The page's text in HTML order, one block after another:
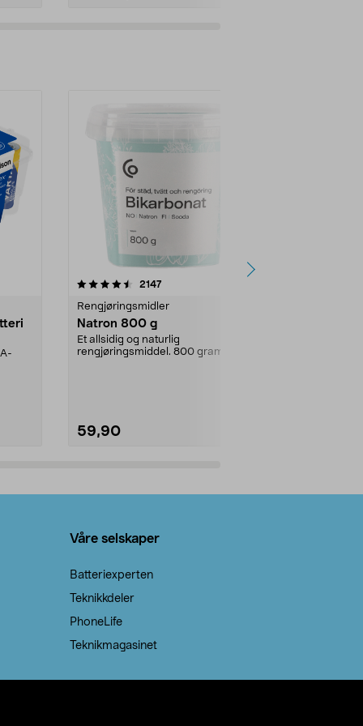
2147anmeldelser
Rengjøringsmidler
Natron 800 g
Et allsidig og naturlig
rengjøringsmiddel. 800 gram
59,90
4.0av 5 stjerner
Våre selskaper
Batteriexperten
Teknikkdeler
PhoneLife
Teknikmagasinet